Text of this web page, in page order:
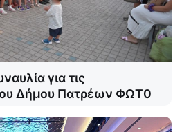
για τις
Δήμου Πατρέων ΦΩΤ0